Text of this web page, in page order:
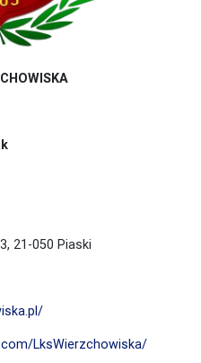
21-050 Piaski
LksWierzchowiska/